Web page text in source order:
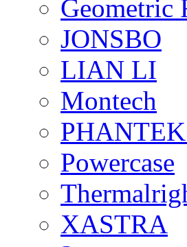
Geometric
JONSBO
LIAN LI
Montech
Powercase
XASTRA